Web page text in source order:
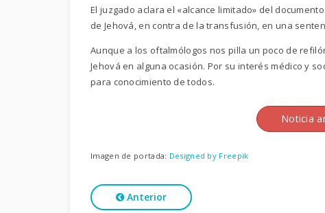
El juzgado aclara el «alcance limitado» del
de Jehová, en contra de la transfusión, en una
Aunque a los oftalmólogos nos pilla un poco de
Jehová en alguna ocasión. Por su interés médico y
para conocimiento de todos.
Noticia
Imagen de portada: Designed by Freepik
Anterior